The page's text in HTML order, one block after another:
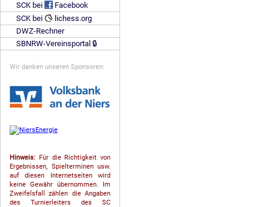
SCK bei
Facebook
SCK bei
lichess.org
DWZ-Rechner
SBNRW-Vereinsportal 🔒
Wir danken unseren Sponsoren:
Hinweis: Für die Richtigkeit von
Ergebnissen, Spielterminen usw.
auf diesen Internetseiten wird
keine Gewähr übernommen. Im
Zweifelsfall zählen die Angaben
des Turnierleiters des SC